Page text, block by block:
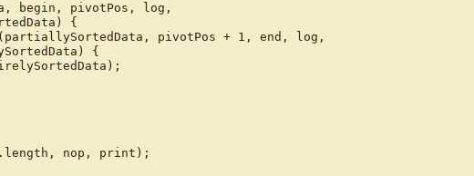
begin, pivotPos, log,
{
pivotPos + 1, end, log,
{
nop, print);